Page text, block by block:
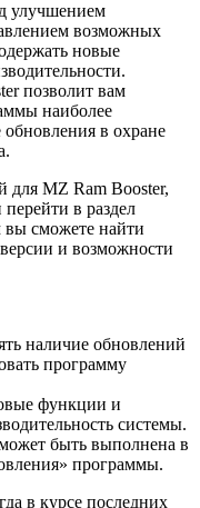
улучшением
возможных
новые
позволит вам
наиболее
в охране
для MZ Ram Booster,
в раздел
сможете найти
и возможности
наличие обновлений
программу
функции и
системы.
быть выполнена в
программы.
в курсе последних